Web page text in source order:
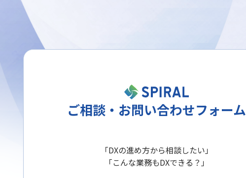
ご相談・お問い合わせフォーム
「DXの進め方から相談したい」
「こんな業務もDXできる？」